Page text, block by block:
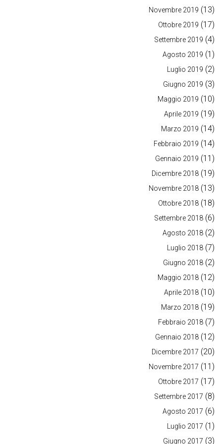
Novembre 2019 (13)
Ottobre 2019 (17)
Settembre 2019 (4)
Agosto 2019 (1)
Luglio 2019 (2)
Giugno 2019 (3)
Maggio 2019 (10)
Aprile 2019 (19)
Marzo 2019 (14)
Febbraio 2019 (14)
Gennaio 2019 (11)
Dicembre 2018 (19)
Novembre 2018 (13)
Ottobre 2018 (18)
Settembre 2018 (6)
Agosto 2018 (2)
Luglio 2018 (7)
Giugno 2018 (2)
Maggio 2018 (12)
Aprile 2018 (10)
Marzo 2018 (19)
Febbraio 2018 (7)
Gennaio 2018 (12)
Dicembre 2017 (20)
Novembre 2017 (11)
Ottobre 2017 (17)
Settembre 2017 (8)
Agosto 2017 (6)
Luglio 2017 (1)
Giugno 2017 (3)